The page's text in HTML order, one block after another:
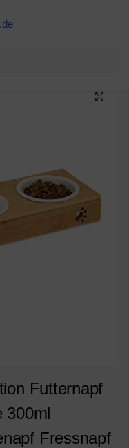
300ml Katzennapf Grau Hundenapf Fressnapf Napf Unterlage Schale für Ordnung und Sauberkeit an einem Platz
Futternapf
300ml
Fressnapf